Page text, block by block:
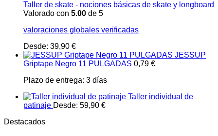
Taller de skate - nociones básicas de skate y longboard
Valorado con 5.00 de 5
valoraciones globales verificadas
Desde: 39,90 €
JESSUP
Griptape Negro 11 PULGADAS 0,79 €
Plazo de entrega: 3 días
Taller individual de
patinaje Desde: 59,90 €
Destacados